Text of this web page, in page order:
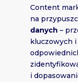
Content
na
danych –
kluczowych
i